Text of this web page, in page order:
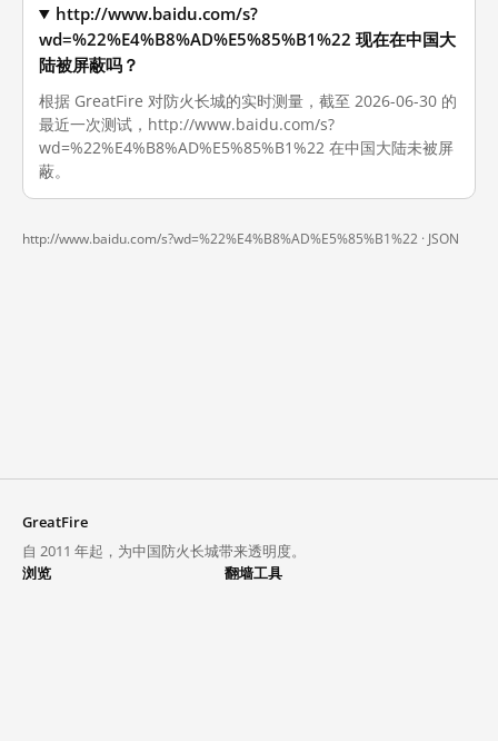
http://www.baidu.com/s?
wd=%22%E4%B8%AD%E5%85%B1%22 现在在中国大
陆被屏蔽吗？
根据 GreatFire 对防火长城的实时测量，截至 2026-06-30 的
最近一次测试，http://www.baidu.com/s?
wd=%22%E4%B8%AD%E5%85%B1%22 在中国大陆未被屏
蔽。
http://www.baidu.com/s?wd=%22%E4%B8%AD%E5%85%B1%22 · JSON
GreatFire
自 2011 年起，为中国防火长城带来透明度。
浏览
翻墙工具